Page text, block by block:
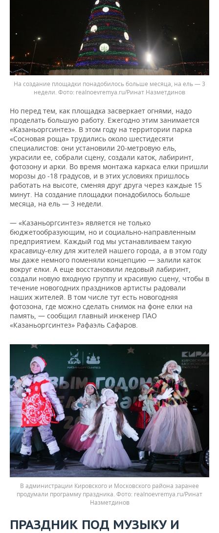
На создание площадки понадобилось больше месяца, на ель — 3
недели.
realnoevremya.ru/Ринат Назметдинов
Но перед тем, как площадка засверкает огнями, надо
проделать большую работу. Ежегодно этим занимается
«Казаньоргсинтез». В этом году на территории парка
«Сосновая роща» трудились около шестидесяти
специалистов: они установили 20-метровую ель,
украсили ее, собрали сцену, создали каток, лабиринт,
фотозону и арки. Во время монтажа каркаса елки пришли
морозы до -18 градусов, и в этих условиях пришлось
работать на высоте, сменяя друг друга через каждые 15
минут. На создание площадки понадобилось больше
месяца, на ель — 3 недели.
— «Казаньоргсинтез» является не только
бюджетообразующим, но и социально-направленным
предприятием. Каждый год мы устанавливаем такую
красавицу-елку для жителей нашего города, а в этом году
мы даже немного поменяли концепцию — залили каток
вокруг елки. А еще восстановили ледовый лабиринт,
создали новую входную группу и красивую сцену, чтобы в
течение новогодних праздников артисты радовали
наших жителей. В том числе тут есть новогодняя
фотозона, где можно сделать снимок на фоне елки на
память, — сообщил главный инженер ПАО
«Казаньоргсинтез» Рафаэль Сафаров.
В администрации Кировского и Московского района заранее
продумали программу праздника.
realnoevremya.ru/Ринат
Назметдинов
ПРАЗДНИК ПОД МУЗЫКУ И